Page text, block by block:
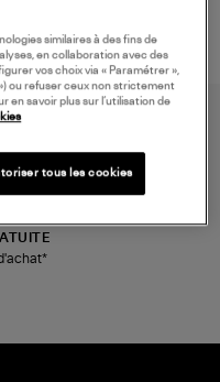
similaires à des fins de
en collaboration avec des
vos choix via « Paramétrer »,
ou refuser ceux non strictement
en savoir plus sur l’utilisation de
tous les cookies